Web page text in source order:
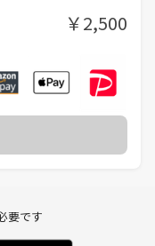
￥2,500
要です